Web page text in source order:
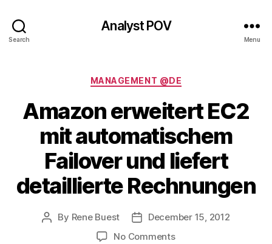
Search
Analyst POV
Menu
Categories
MANAGEMENT @DE
Amazon erweitert EC2
mit automatischem
Failover und liefert
detaillierte Rechnungen
Post
By Rene Buest
PostDecember 15, 2012
No Commentson